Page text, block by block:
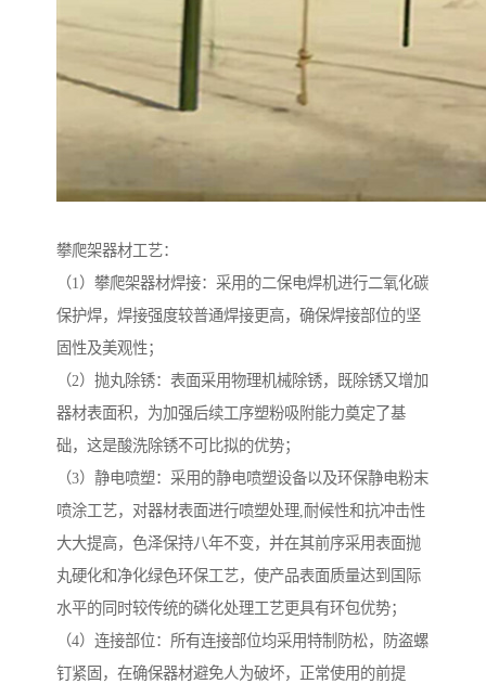
攀爬架器材工艺：
（1）攀爬架器材焊接：采用的二保电焊机进行二氧化碳
保护焊，焊接强度较普通焊接更高，确保焊接部位的坚
固性及美观性；
（2）抛丸除锈：表面采用物理机械除锈，既除锈又增加
器材表面积，为加强后续工序塑粉吸附能力奠定了基
础，这是酸洗除锈不可比拟的优势；
（3）静电喷塑：采用的静电喷塑设备以及环保静电粉末
喷涂工艺，对器材表面进行喷塑处理,耐候性和抗冲击性
大大提高，色泽保持八年不变，并在其前序采用表面抛
丸硬化和净化绿色环保工艺，使产品表面质量达到国际
水平的同时较传统的磷化处理工艺更具有环包优势；
（4）连接部位：所有连接部位均采用特制防松，防盗螺
钉紧固，在确保器材避免人为破坏，正常使用的前提